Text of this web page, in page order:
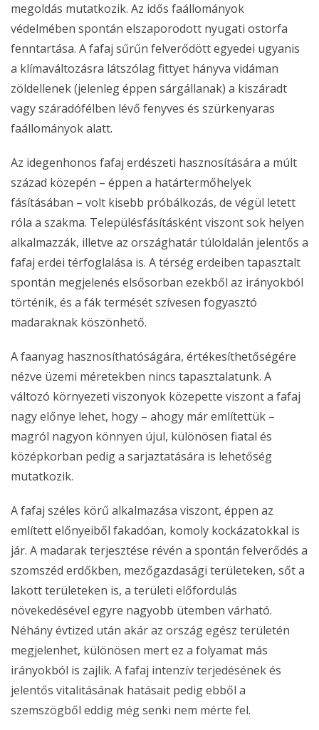
megoldás mutatkozik. Az idős faállományok
védelmében spontán elszaporodott nyugati ostorfa
fenntartása. A fafaj sűrűn felverődött egyedei ugyanis
a klímaváltozásra látszólag fittyet hányva vidáman
zöldellenek (jelenleg éppen sárgállanak) a kiszáradt
vagy száradófélben lévő fenyves és szürkenyaras
faállományok alatt.
Az idegenhonos fafaj erdészeti hasznosítására a múlt
század közepén – éppen a határtermőhelyek
fásításában – volt kisebb próbálkozás, de végül letett
róla a szakma. Településfásításként viszont sok helyen
alkalmazzák, illetve az országhatár túloldalán jelentős a
fafaj erdei térfoglalása is. A térség erdeiben tapasztalt
spontán megjelenés elsősorban ezekből az irányokból
történik, és a fák termését szívesen fogyasztó
madaraknak köszönhető.
A faanyag hasznosíthatóságára, értékesíthetőségére
nézve üzemi méretekben nincs tapasztalatunk. A
változó környezeti viszonyok közepette viszont a fafaj
nagy előnye lehet, hogy – ahogy már említettük –
magról nagyon könnyen újul, különösen fiatal és
középkorban pedig a sarjaztatására is lehetőség
mutatkozik.
A fafaj széles körű alkalmazása viszont, éppen az
említett előnyeiből fakadóan, komoly kockázatokkal is
jár. A madarak terjesztése révén a spontán felverődés a
szomszéd erdőkben, mezőgazdasági területeken, sőt a
lakott területeken is, a területi előfordulás
növekedésével egyre nagyobb ütemben várható.
Néhány évtized után akár az ország egész területén
megjelenhet, különösen mert ez a folyamat más
irányokból is zajlik. A fafaj intenzív terjedésének és
jelentős vitalitásának hatásait pedig ebből a
szemszögből eddig még senki nem mérte fel.